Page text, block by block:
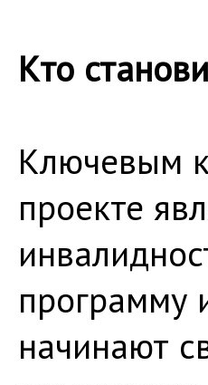
Кто
Ключевым
проекте
программу
начинают